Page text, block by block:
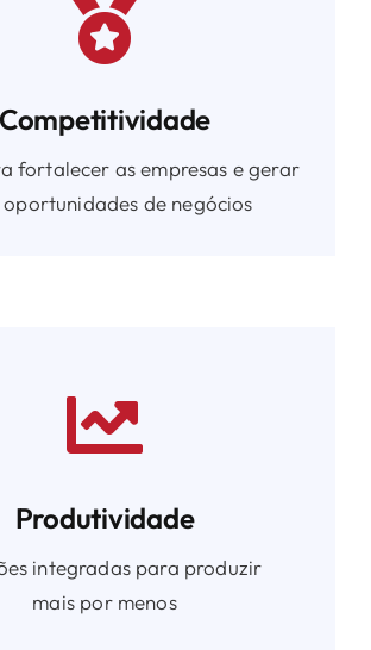
Competitividade
fortalecer as empresas e gerar
oportunidades de negócios
Produtividade
integradas para produzir
mais por menos